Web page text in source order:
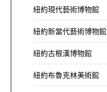
紐約現代藝術博物館
紐約新當代藝術博物館
紐約古根漢博物館
紐約布魯克林美術館